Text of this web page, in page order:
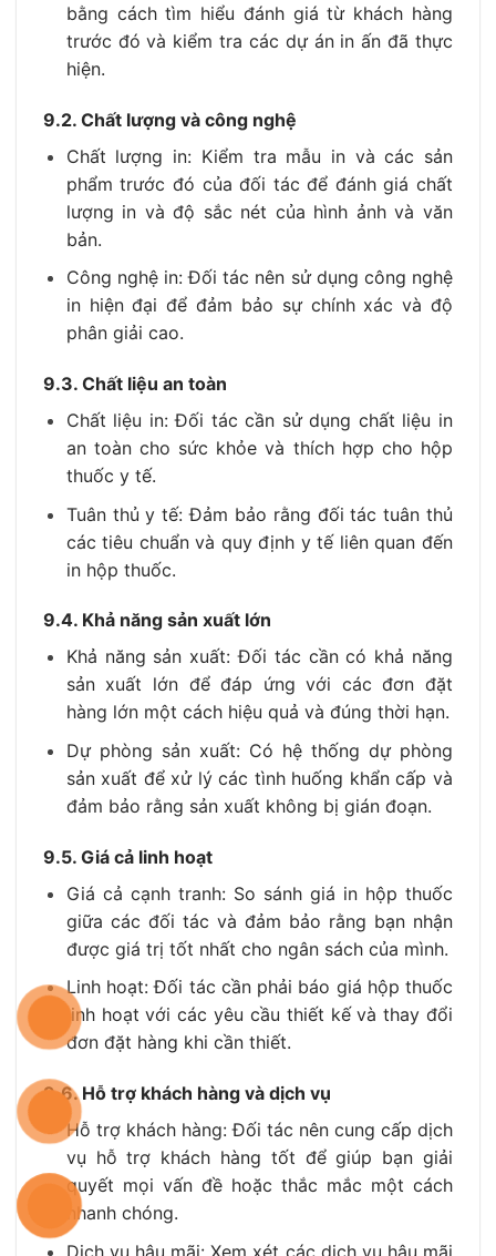
bằng cách tìm hiểu đánh giá từ khách hàng
trước đó và kiểm tra các dự án in ấn đã thực
hiện.
9.2. Chất lượng và công nghệ
Chất lượng in: Kiểm tra mẫu in và các sản
phẩm trước đó của đối tác để đánh giá chất
lượng in và độ sắc nét của hình ảnh và văn
bản.
Công nghệ in: Đối tác nên sử dụng công nghệ
in hiện đại để đảm bảo sự chính xác và độ
phân giải cao.
9.3. Chất liệu an toàn
Chất liệu in: Đối tác cần sử dụng chất liệu in
an toàn cho sức khỏe và thích hợp cho hộp
thuốc y tế.
Tuân thủ y tế: Đảm bảo rằng đối tác tuân thủ
các tiêu chuẩn và quy định y tế liên quan đến
in hộp thuốc.
9.4. Khả năng sản xuất lớn
Khả năng sản xuất: Đối tác cần có khả năng
sản xuất lớn để đáp ứng với các đơn đặt
hàng lớn một cách hiệu quả và đúng thời hạn.
Dự phòng sản xuất: Có hệ thống dự phòng
sản xuất để xử lý các tình huống khẩn cấp và
đảm bảo rằng sản xuất không bị gián đoạn.
9.5. Giá cả linh hoạt
Giá cả cạnh tranh: So sánh giá in hộp thuốc
giữa các đối tác và đảm bảo rằng bạn nhận
được giá trị tốt nhất cho ngân sách của mình.
Linh hoạt: Đối tác cần phải báo giá hộp thuốc
linh hoạt với các yêu cầu thiết kế và thay đổi
đơn đặt hàng khi cần thiết.
9.6. Hỗ trợ khách hàng và dịch vụ
Hỗ trợ khách hàng: Đối tác nên cung cấp dịch
vụ hỗ trợ khách hàng tốt để giúp bạn giải
quyết mọi vấn đề hoặc thắc mắc một cách
nhanh chóng.
Dịch vụ hậu mãi: Xem xét các dịch vụ hậu mãi